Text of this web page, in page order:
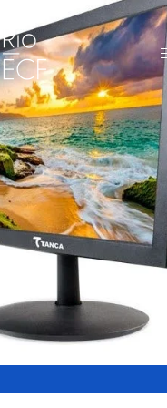
Produtos
Monitores